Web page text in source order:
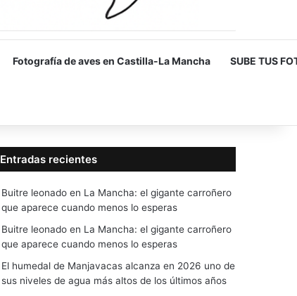
Fotografía de aves en Castilla-La Mancha SUBE TUS
Entradas recientes
Buitre leonado en La Mancha: el gigante carroñero
que aparece cuando menos lo esperas
Buitre leonado en La Mancha: el gigante carroñero
que aparece cuando menos lo esperas
El humedal de Manjavacas alcanza en 2026 uno de
sus niveles de agua más altos de los últimos años